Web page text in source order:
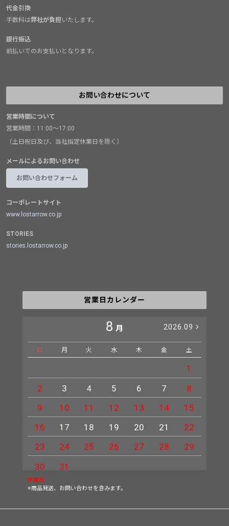
代金引換
手数料は弊社が負担いたします。
銀行振込
前払いでのお支払いとなります。
お問い合わせについて
営業時間について
営業時間：11:00～17:00
（土日祝日及び、当社指定休業日を除く）
メールによるお問い合わせ
お問い合わせフォーム
コーポレートサイト
www.lostarrow.co.jp
STORIES
stories.lostarrow.co.jp
営業日カレンダー
8 月 2026.09
日 月 火 水 木 金 土
1
2
3 4 5 6 7
8
9
10 11 12 13 14
15
16
17 18 19 20 21
22
23
24 25 26 27 28
29
30
31
休業日
※商品発送、お問い合わせを含みます。